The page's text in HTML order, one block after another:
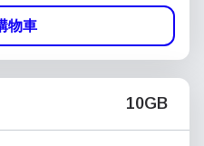
物車
10GB